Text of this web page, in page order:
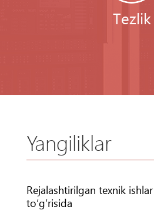
Tezlik
Yangiliklar
Rejalashtirilgan texnik ishlar
to‘g‘risida